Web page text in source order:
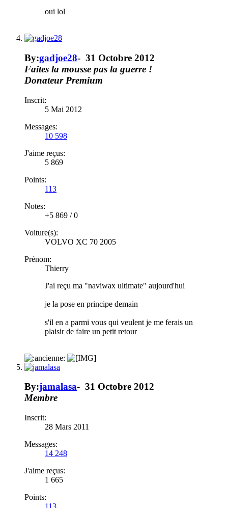
oui lol
By:gadjoe28- 31 Octobre 2012
Faites la mousse pas la guerre !
Donateur Premium
Inscrit:
5 Mai 2012
Messages:
10 598
J'aime reçus:
5 869
Points:
113
Notes:
+5 869 /0
Voiture(s):
VOLVO XC 70 2005
Prénom:
Thierry
J'ai reçu ma "naviwax ultimate" aujourd'hui
je la pose en principe demain
s'il en a parmi vous qui veulent je me ferais un
plaisir de faire un petit retour
By:jamalasa- 31 Octobre 2012
Membre
Inscrit:
28 Mars 2011
Messages:
14 248
J'aime reçus:
1 665
Points:
113